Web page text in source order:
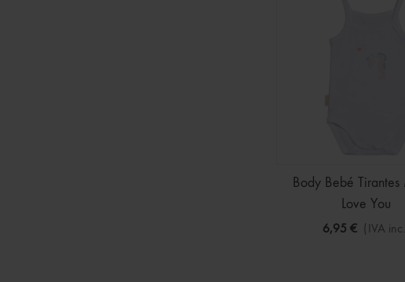
Body Bebé Tirantes
Love You
6,95 € (IVA inc.)